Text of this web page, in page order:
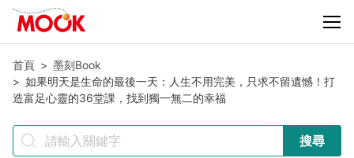
首頁
墨刻Book
如果明天是生命的最後一天：人生不用完美，只求不留遺憾！打
造富足心靈的36堂課，找到獨一無二的幸福
搜尋